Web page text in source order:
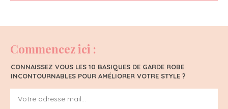
Commencez ici :
CONNAISSEZ VOUS LES 10 BASIQUES DE GARDE ROBE
INCONTOURNABLES POUR AMÉLIORER VOTRE STYLE ?